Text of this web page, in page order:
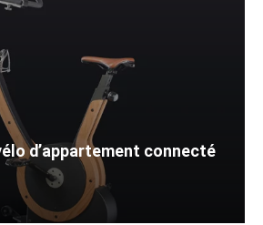
d’appartement connecté